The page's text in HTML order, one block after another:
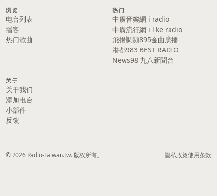
浏览
电台列表
播客
热门歌曲
热门
中廣音樂網 i radio
中廣流行網 i like radio
飛揚調頻895金曲廣播
港都983 BEST RADIO
News98 九八新聞台
关于
关于我们
添加电台
小部件
反馈
© 2026 Radio-Taiwan.tw. 版权所有。 隐私政策使用条款